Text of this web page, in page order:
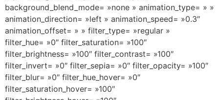
background_blend_mode= »none » animation_type= » »
animation_direction= »left » animation_speed= »0.3″
animation_offset= » » filter_type= »regular »
filter_hue= »0″ filter_saturation= »100″
filter_brightness= »100″ filter_contrast= »100″
filter_invert= »0″ filter_sepia= »0″ filter_opacity= »100″
filter_blur= »0″ filter_hue_hover= »0″
filter_saturation_hover= »100″